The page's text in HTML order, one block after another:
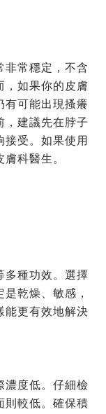
非常穩定，不含
，如果你的皮膚
有可能出現搔癢
，建議先在脖子
受。如果使用
科醫生。
多種功效。選擇
乾燥、敏感，
能更有效地解決
濃度低。仔細檢
則較低。確保積